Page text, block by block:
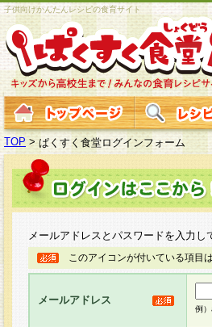
子供向けかんたんレシピの食育サイト
TOP > ぱくすく食堂ログインフォーム
メールアドレスとパスワードを入力し
このアイコンが付いている項目
メールアドレス
例